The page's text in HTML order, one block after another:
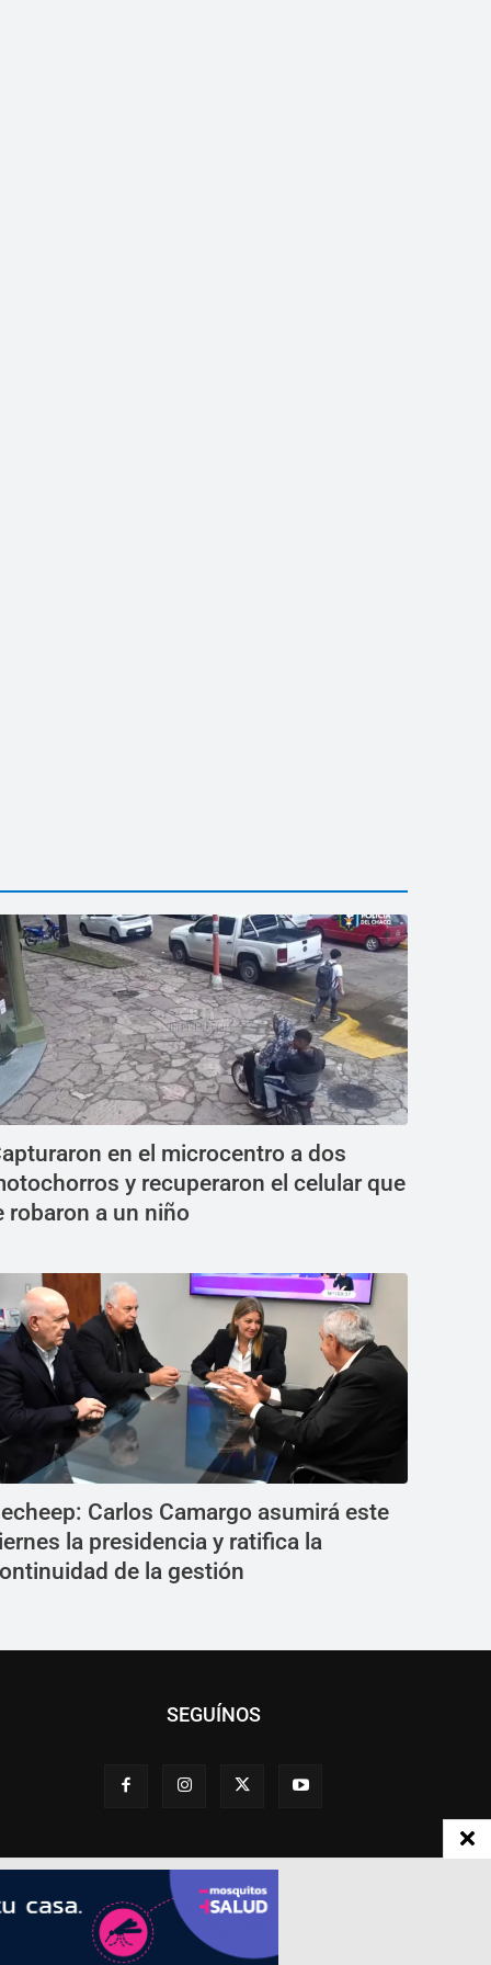
en el microcentro a dos
y recuperaron el celular que
robaron a un niño
Carlos Camargo asumirá este
la presidencia y ratifica la
de la gestión
SEGUÍNOS